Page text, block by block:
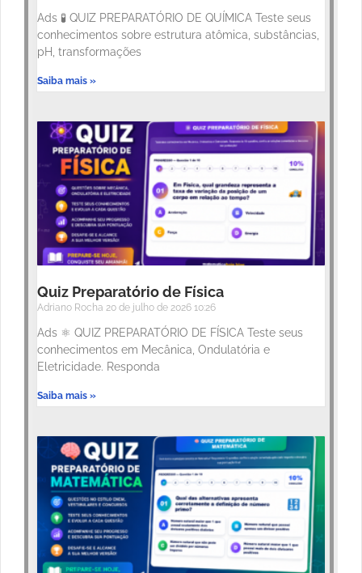
Ads 🧪 QUIZ PREPARATÓRIO DE QUÍMICA Teste seus
conhecimentos sobre estrutura atômica, substâncias,
pH, transformações
Saiba mais »
Quiz Preparatório de Física
Adriano Rocha 20 de julho de 2026 10:26
Ads ⚛️ QUIZ PREPARATÓRIO DE FÍSICA Teste seus
conhecimentos em Mecânica, Ondulatória e
Eletricidade. Responda
Saiba mais »